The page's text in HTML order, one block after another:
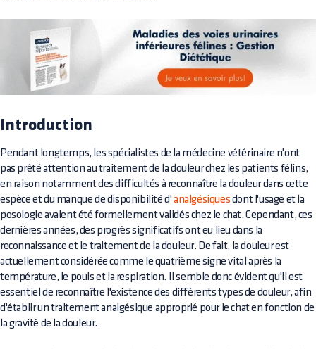
Introduction
Pendant longtemps, les spécialistes de la médecine vétérinaire n'ont
pas prêté attention au traitement de la douleur chez les patients félins,
en raison notamment des difficultés à reconnaître la douleur dans cette
espèce et du manque de disponibilité d'analgésiques dont l'usage et la
posologie avaient été formellement validés chez le chat. Cependant, ces
dernières années, des progrès significatifs ont eu lieu dans la
reconnaissance et le traitement de la douleur. De fait, la douleur est
actuellement considérée comme le quatrième signe vital après la
température, le pouls et la respiration. Il semble donc évident qu'il est
essentiel de reconnaître l'existence des différents types de douleur, afin
d'établir un traitement analgésique approprié pour le chat en fonction de
la gravité de la douleur.